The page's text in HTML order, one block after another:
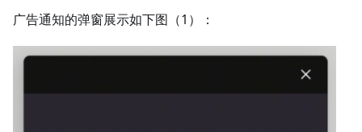
广告通知的弹窗展示如下图（1）：